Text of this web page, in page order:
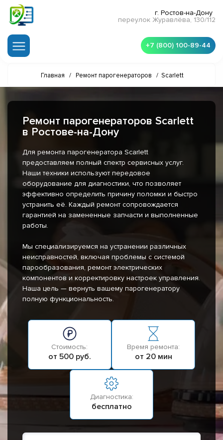
г. Ростов-на-Дону
переулок Журавлёва, 130/112
+7 (800) 100-89-44
Главная / Ремонт парогенераторов / Scarlett
Ремонт парогенераторов Scarlett
в Ростове-на-Дону
Для ремонта парогенератора Scarlett
предоставляем полный спектр сервисных услуг.
Наши техники используют передовое
оборудование для диагностики, что позволяет
эффективно определить причину поломки и быстро
устранить её. Каждый ремонт сопровождается
гарантией на замененные запчасти и выполненные
работы.
Мы специализируемся на устранении различных
неисправностей, включая проблемы с системой
парообразования, ремонт электрических
компонентов и корректировку настроек управления.
Наша цель — вернуть вашему парогенератору
полную функциональность.
Стоимость:
от 500 руб.
Время ремонта:
от 20 мин
Диагностика:
бесплатно